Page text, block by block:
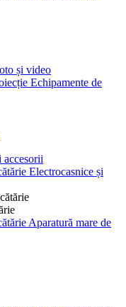
și video
Echipamente de
accesorii
Electrocasnice și
Aparatură mare de